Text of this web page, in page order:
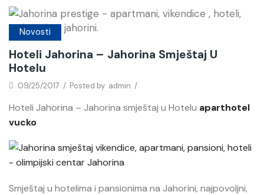
Novosti
Hoteli Jahorina – Jahorina Smještaj U
Hotelu
09/25/2017 / Posted by admin /
Hoteli Jahorina – Jahorina smještaj u Hotelu aparthotel
vucko
Smještaj u hotelima i pansionima na Jahorini, najpovoljni,